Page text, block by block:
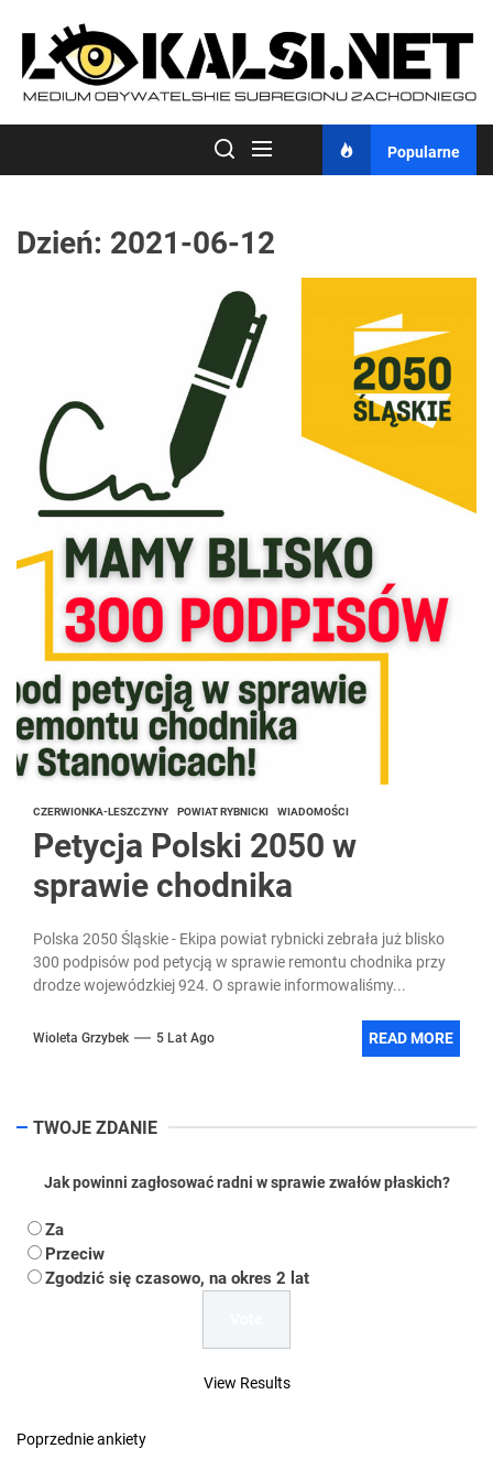
content
Popularne
Dzień: 2021-06-12
CZERWIONKA-LESZCZYNY POWIAT RYBNICKI WIADOMOŚCI
Petycja Polski 2050 w
sprawie chodnika
Polska 2050 Śląskie - Ekipa powiat rybnicki zebrała już blisko
300 podpisów pod petycją w sprawie remontu chodnika przy
drodze wojewódzkiej 924. O sprawie informowaliśmy...
Wioleta Grzybek 5 Lat Ago READ MORE
TWOJE ZDANIE
Jak powinni zagłosować radni w sprawie zwałów płaskich?
Za
Przeciw
Zgodzić się czasowo, na okres 2 lat
View Results
Poprzednie ankiety